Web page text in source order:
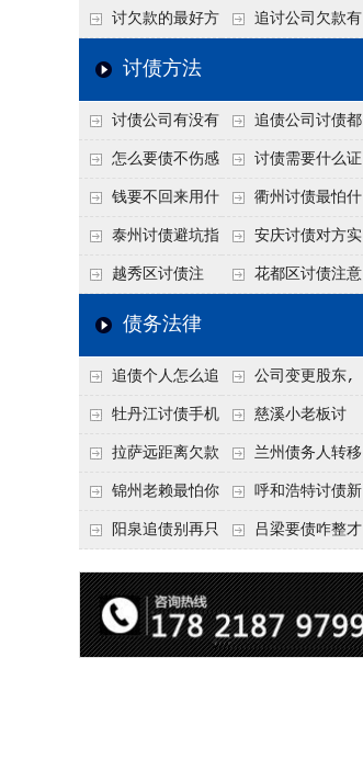
籍！
吗？ 好办法
讨欠款的最好方 追讨公司欠款有
讨债方法
讨债公司有没有
行业协会？正规机构
的行业自律和认证
追债公司讨债都
有哪些手段
怎么要债不伤感
情？
讨债需要什么证
据
钱要不回来用什
么方法要回来
衢州讨债最怕什
么？2026年这两个关
键细节，做错就很难
泰州讨债避坑指
南：2026年这2个细
节不注意，钱很难要
安庆讨债对方实
在没钱咋办？
越秀区讨债注
意！没有借条只有微
把钱要回来
花都区讨债注意
节点”催收最有效
债务法律
追债个人怎么追
回呢？2026年最新绝
招选择！
公司变更股东,
变更前的债权债务谁
承担
牡丹江讨债手机
搞定：2026年线上立
案追债全流程，足不
出户
慈溪小老板讨
债，2026年这2个本
地行业协会出面，比
法院传票快
拉萨远距离欠款
对方在牧区联系不
上，2026年委托当地
兰州债务人转移
财产后申请破产，20
26年破产程序里还能
锦州老赖最怕你
懂这1条，2026
罪”详解，能判刑
呼和浩特讨债新
招：2026年用“律师
成本低见效快
阳泉追债别再只
类隐形财产（公积
金、保单）也能执行
吕梁要债咋整才
调解渠道，比找公司
强